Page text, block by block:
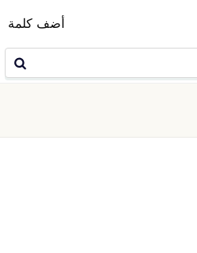
أضف كلمة